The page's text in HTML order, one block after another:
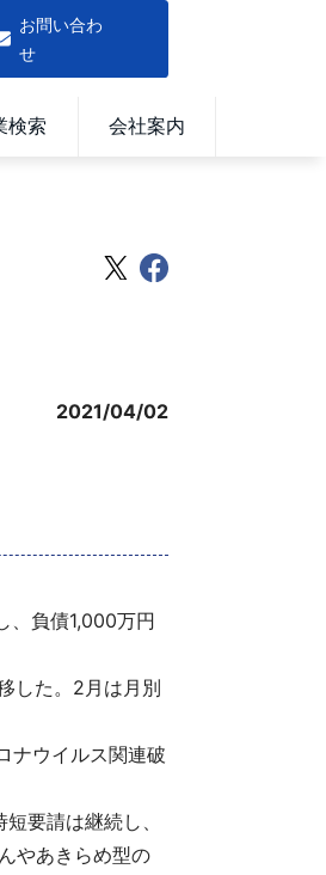
お問い合わ
せ
検索 会社案内
2021/04/02
、負債1,000万円
した。2月は月別
ナウイルス関連破
要請は継続し、
やあきらめ型の